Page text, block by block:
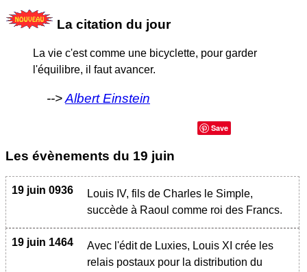
La citation du jour
La vie c'est comme une bicyclette, pour garder
l'équilibre, il faut avancer.
Albert Einstein
Save
Les évènements du 19 juin
19 juin 0936
Louis IV, fils de Charles le Simple,
succède à Raoul comme roi des Francs.
19 juin 1464
Avec l'édit de Luxies, Louis XI crée les
relais postaux pour la distribution du